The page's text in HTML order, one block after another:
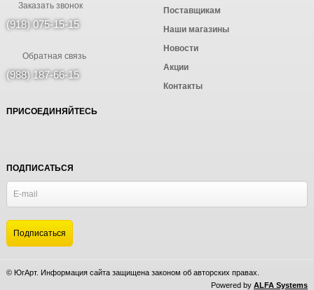
Заказать звонок
(918) 075-15-15
Обратная связь
(988) 187-66-15
Поставщикам
Наши магазины
Новости
Акции
Контакты
ПРИСОЕДИНЯЙТЕСЬ
ПОДПИСАТЬСЯ
© ЮгАрт. Информация сайта защищена законом об авторских правах.
Powered by ALFA Systems